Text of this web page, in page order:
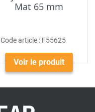
Mat 65 mm
Code article : F55625
Voir le produit